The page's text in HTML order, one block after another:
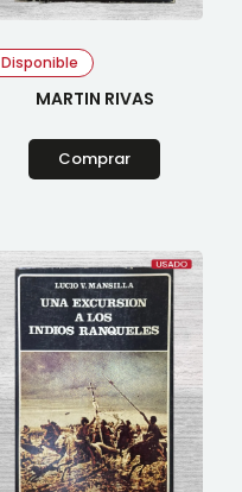
Disponible
MARTIN RIVAS
Comprar